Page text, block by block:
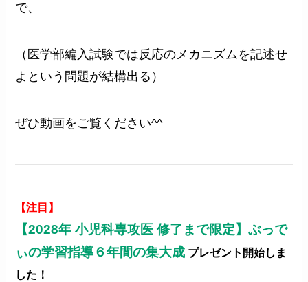
で、
（医学部編入試験では反応のメカニズムを記述せ
よという問題が結構出る）
ぜひ動画をご覧ください^^
【注目】
【2028年 小児科専攻医 修了まで限定】ぶっで
ぃの学習指導６年間の集大成 プレゼント開始しま
した！